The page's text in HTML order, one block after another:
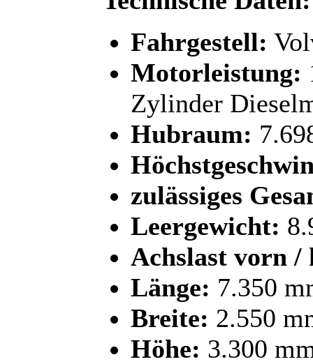
Fahrgestell:
Motorleistung:
Zylinder
Hubraum:
zulässiges
Leergewicht:
Achslast vorn /
Länge: 7.350
Breite: 2.550
Höhe: 3.300